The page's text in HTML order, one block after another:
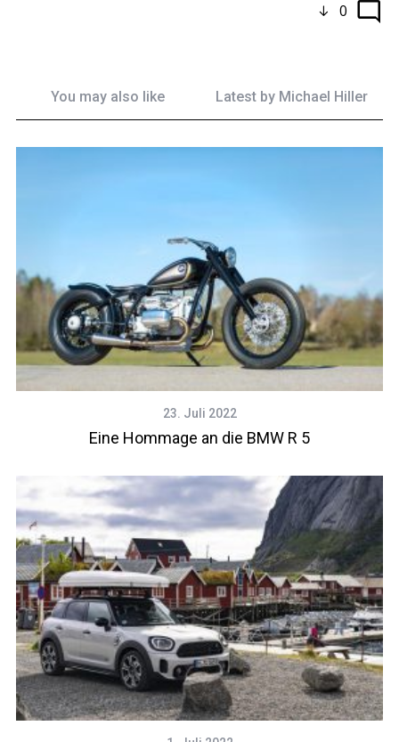
0
You may also like Latest by Michael Hiller
23. Juli 2022
Eine Hommage an die BMW R 5